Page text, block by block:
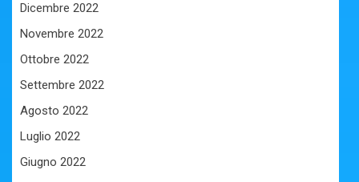
Dicembre 2022
Novembre 2022
Ottobre 2022
Settembre 2022
Agosto 2022
Luglio 2022
Giugno 2022